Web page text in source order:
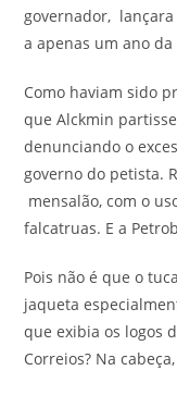
governador,
a apenas um ano
Como haviam sido
que Alckmin
denunciando o
governo do petista.
mensalão, com o
falcatruas. E a
Pois não é que o
jaqueta
que exibia os logos
Correios? Na